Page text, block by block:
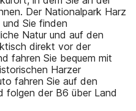
Der Nationalpark Harz
Sie finden
Natur und auf den
direkt vor der
fahren Sie bequem mit
Harzer
fahren Sie auf den
folgen der B6 über Land